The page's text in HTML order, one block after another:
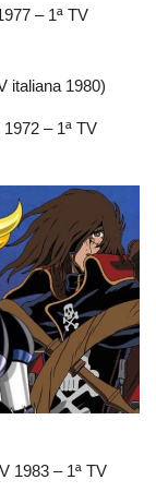
– 1ª TV
italiana 1980)
– 1ª TV
1983 – 1ª TV